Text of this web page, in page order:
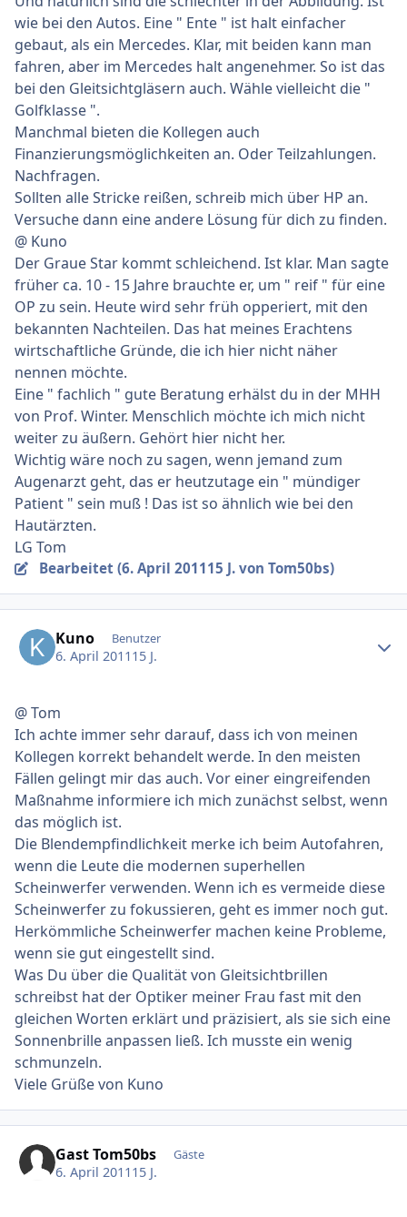
wie bei den Autos. Eine " Ente " ist halt einfacher
gebaut, als ein Mercedes. Klar, mit beiden kann man
fahren, aber im Mercedes halt angenehmer. So ist das
bei den Gleitsichtgläsern auch. Wähle vielleicht die "
Golfklasse ".
Manchmal bieten die Kollegen auch
Finanzierungsmöglichkeiten an. Oder Teilzahlungen.
Nachfragen.
Sollten alle Stricke reißen, schreib mich über HP an.
Versuche dann eine andere Lösung für dich zu finden.
@ Kuno
Der Graue Star kommt schleichend. Ist klar. Man sagte
früher ca. 10 - 15 Jahre brauchte er, um " reif " für eine
OP zu sein. Heute wird sehr früh opperiert, mit den
bekannten Nachteilen. Das hat meines Erachtens
wirtschaftliche Gründe, die ich hier nicht näher
nennen möchte.
Eine " fachlich " gute Beratung erhälst du in der MHH
von Prof. Winter. Menschlich möchte ich mich nicht
weiter zu äußern. Gehört hier nicht her.
Wichtig wäre noch zu sagen, wenn jemand zum
Augenarzt geht, das er heutzutage ein " mündiger
Patient " sein muß ! Das ist so ähnlich wie bei den
Hautärzten.
LG Tom
Bearbeitet (6. April 201115 J.von Tom50bs)
Kuno Benutzer
6. April 2011 15 J.
@ Tom
Ich achte immer sehr darauf, dass ich von meinen
Kollegen korrekt behandelt werde. In den meisten
Fällen gelingt mir das auch. Vor einer eingreifenden
Maßnahme informiere ich mich zunächst selbst, wenn
das möglich ist.
Die Blendempfindlichkeit merke ich beim Autofahren,
wenn die Leute die modernen superhellen
Scheinwerfer verwenden. Wenn ich es vermeide diese
Scheinwerfer zu fokussieren, geht es immer noch gut.
Herkömmliche Scheinwerfer machen keine Probleme,
wenn sie gut eingestellt sind.
Was Du über die Qualität von Gleitsichtbrillen
schreibst hat der Optiker meiner Frau fast mit den
gleichen Worten erklärt und präzisiert, als sie sich eine
Sonnenbrille anpassen ließ. Ich musste ein wenig
schmunzeln.
Viele Grüße von Kuno
Gast Tom50bs Gäste
6. April 2011 15 J.